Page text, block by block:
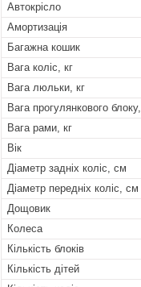
Автокрісло
Амортизація
Багажна кошик
Вага коліс, кг
Вага люльки, кг
Вага прогулянкового
Вага рами, кг
Вік
Діаметр задніх коліс, см
Діаметр передніх коліс, см
Дощовик
Колеса
Кількість блоків
Кількість дітей